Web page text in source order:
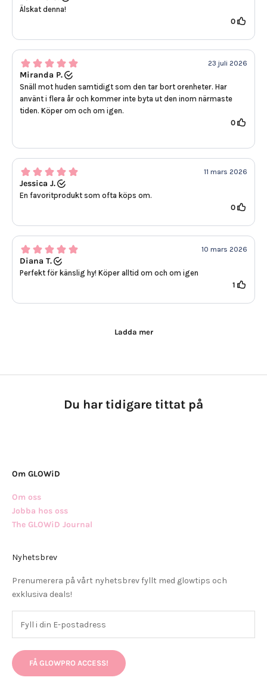
Älskat denna!
0
23 juli 2026
Miranda P.
Snäll mot huden samtidigt som den tar bort orenheter. Har
använt i flera år och kommer inte byta ut den inom närmaste
tiden. Köper om och om igen.
0
11 mars 2026
Jessica J.
En favoritprodukt som ofta köps om.
0
10 mars 2026
Diana T.
Perfekt för känslig hy! Köper alltid om och om igen
1
Ladda mer
Du har tidigare tittat på
Om GLOWiD
Om oss
Jobba hos oss
The GLOWiD Journal
Nyhetsbrev
Prenumerera på vårt nyhetsbrev fyllt med glowtips och
exklusiva deals!
FÅ GLOWPRO ACCESS!